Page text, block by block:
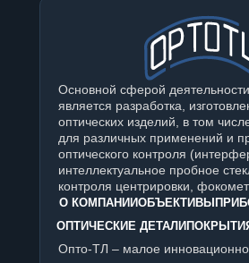
Основной сферой
является разработка,
оптических изделий, в том
для различных применений и
оптического контроля
интеллектуальное пробное
контроля центрировки,
О КОМПАНИИОБЪЕКТИВЫ
ОПТИЧЕСКИЕ ДЕТАЛИ
Опто-ТЛ – малое